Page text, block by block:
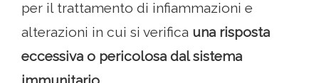
per il trattamento di infiammazioni e
alterazioni in cui si verifica una risposta
eccessiva o pericolosa dal sistema